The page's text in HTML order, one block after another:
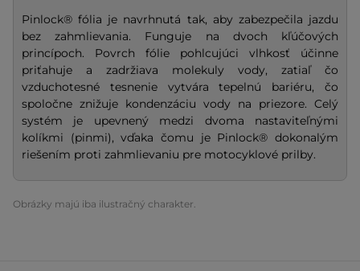
Pinlock® fólia je navrhnutá tak, aby zabezpečila jazdu
bez zahmlievania. Funguje na dvoch kľúčových
princípoch. Povrch fólie pohlcujúci vlhkosť účinne
priťahuje a zadržiava molekuly vody, zatiaľ čo
vzduchotesné tesnenie vytvára tepelnú bariéru, čo
spoločne znižuje kondenzáciu vody na priezore. Celý
systém je upevnený medzi dvoma nastaviteľnými
kolíkmi (pinmi), vďaka čomu je Pinlock® dokonalým
riešením proti zahmlievaniu pre motocyklové prilby.
Obrázky majú iba ilustračný charakter.